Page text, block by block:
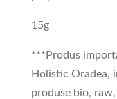
15g
***Produs
Holistic Oradea,
produse bio, raw,